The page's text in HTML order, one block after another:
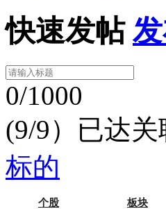
快速发帖
0/1000
(9/9）已达
标的
个股 板块